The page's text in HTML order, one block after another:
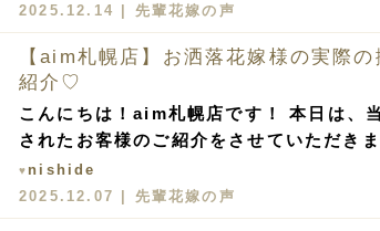
2025.12.14 |
先輩花嫁の声
【aim札幌店】お洒落花嫁様の実際の
紹介♡
こんにちは！aim札幌店です！ 本日は、
されたお客様のご紹介をさせていただき
♥ nishide
2025.12.07 |
先輩花嫁の声